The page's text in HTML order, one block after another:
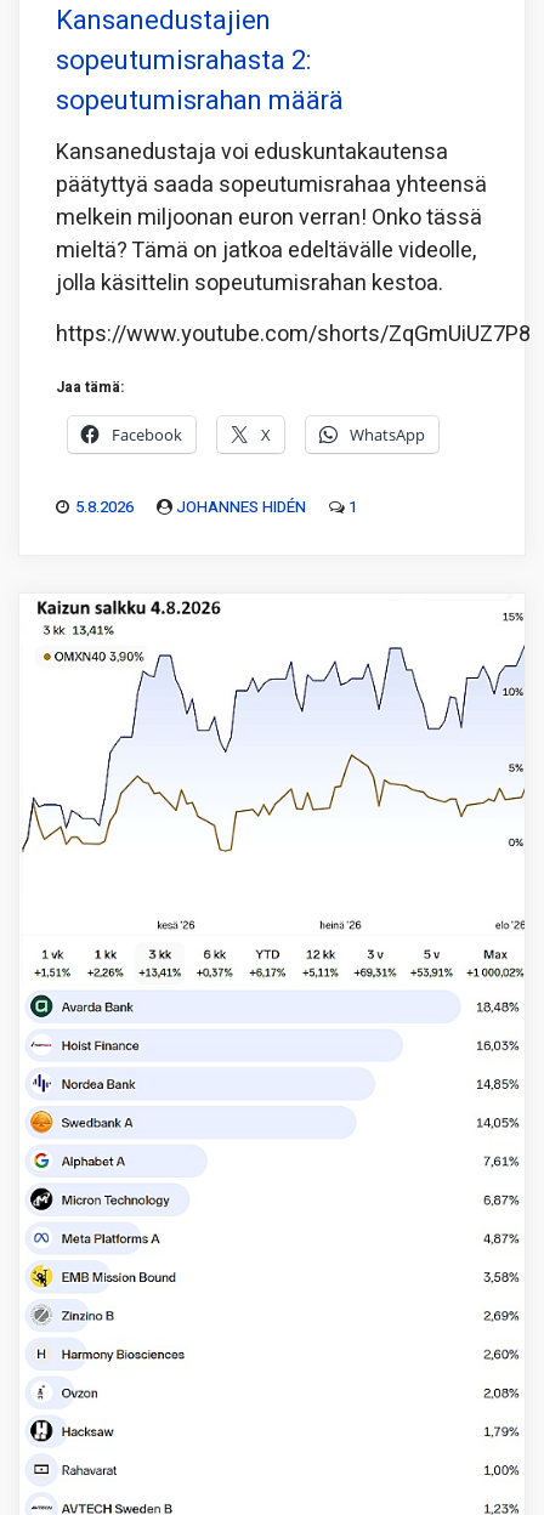
Kansanedustajien
sopeutumisrahasta 2:
sopeutumisrahan määrä
Kansanedustaja voi eduskuntakautensa
päätyttyä saada sopeutumisrahaa yhteensä
melkein miljoonan euron verran! Onko tässä
mieltä? Tämä on jatkoa edeltävälle videolle,
jolla käsittelin sopeutumisrahan kestoa.
https://www.youtube.com/shorts/ZqGmUiUZ7P8
Jaa tämä:
Facebook X WhatsApp
5.8.2026 JOHANNES HIDÉN 1